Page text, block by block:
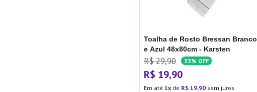
Toalha de Rosto Bressan Branco
e Azul 48x80cm - Karsten
R$ 29,90 33% OFF
R$ 19,90
Em até 1 de R$ 19,90sem juros